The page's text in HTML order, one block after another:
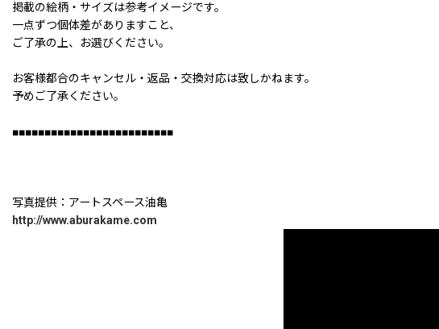
掲載の絵柄・サイズは参考イメージです。
一点ずつ個体差がありますこと、
ご了承の上、お選びください。
お客様都合のキャンセル・返品・交換対応は致しかねます。
予めご了承ください。
■■■■■■■■■■■■■■■■■■■■■■■■■
写真提供：アートスペース油亀
http://www.aburakame.com